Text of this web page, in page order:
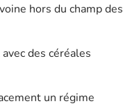
hors du champ des
des céréales
un régime